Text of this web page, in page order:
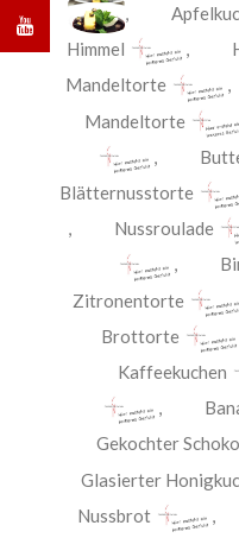
,
Himmel
,
Mandeltorte
Mandeltorte
,
Blätternusstorte
, Nussroulade
,
Zitronentorte
Brottorte
Kaffeekuchen
,
Gekochter
Glasierter
Nussbrot